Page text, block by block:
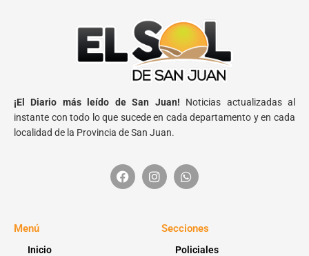
¡El Diario más leído de San Juan! Noticias actualizadas al
instante con todo lo que sucede en cada departamento y en cada
localidad de la Provincia de San Juan.
Menú
Inicio
Secciones
Policiales